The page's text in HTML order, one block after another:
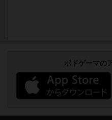
ボドゲーマの